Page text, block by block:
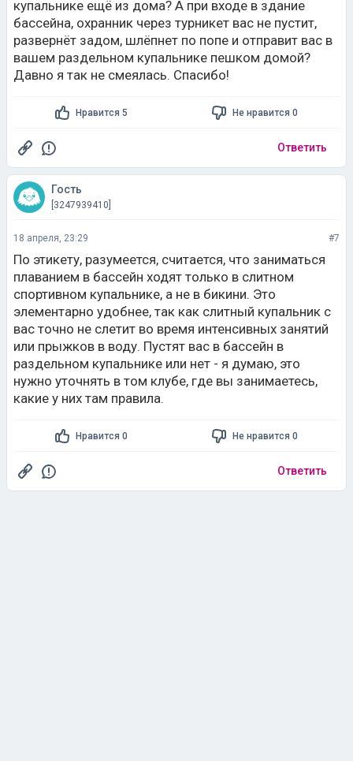
купальнике ещё из дома? А при входе в здание
бассейна, охранник через турникет вас не пустит,
развернёт задом, шлёпнет по попе и отправит вас в
вашем раздельном купальнике пешком домой?
Давно я так не смеялась. Спасибо!
Нравится 5 Не нравится 0
Ответить
Гость
[3247939410]
18 апреля, 23:29 #7
По этикету, разумеется, считается, что заниматься
плаванием в бассейн ходят только в слитном
спортивном купальнике, а не в бикини. Это
элементарно удобнее, так как слитный купальник с
вас точно не слетит во время интенсивных занятий
или прыжков в воду. Пустят вас в бассейн в
раздельном купальнике или нет - я думаю, это
нужно уточнять в том клубе, где вы занимаетесь,
какие у них там правила.
Нравится 0 Не нравится 0
Ответить